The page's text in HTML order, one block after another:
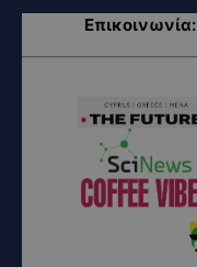
Επικοινωνία: